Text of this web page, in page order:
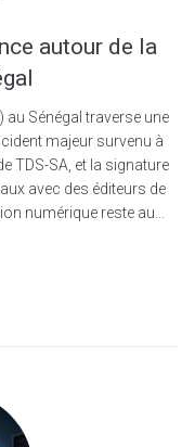
autour de la
au Sénégal traverse une
majeur survenu à
TDS-SA, et la signature
avec des éditeurs de
numérique reste au...